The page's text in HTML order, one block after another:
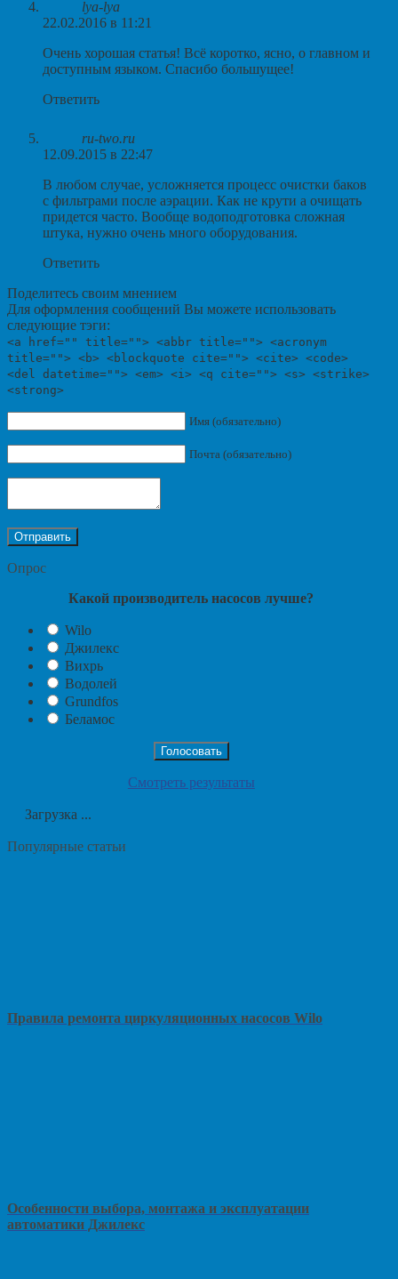
lya-lya
22.02.2016 в 11:21
Очень хорошая статья! Всё коротко, ясно, о главном и
доступным языком. Спасибо большущее!
Ответить
ru-two.ru
12.09.2015 в 22:47
В любом случае, усложняется процесс очистки баков
с фильтрами после аэрации. Как не крути а очищать
придется часто. Вообще водоподготовка сложная
штука, нужно очень много оборудования.
Ответить
Поделитесь своим мнением
Для оформления сообщений Вы можете использовать
следующие тэги:
<a href="" title=""> <abbr title=""> <acronym
title=""> <b> <blockquote cite=""> <cite> <code>
<del datetime=""> <em> <i> <q cite=""> <s> <strike>
<strong>
Имя (обязательно)
Почта (обязательно)
Опрос
Какой производитель насосов лучше?
Wilo
Джилекс
Вихрь
Водолей
Grundfos
Беламос
Смотреть результаты
Загрузка ...
Популярные статьи
Правила ремонта циркуляционных насосов Wilo
Особенности выбора, монтажа и эксплуатации
автоматики Джилекс